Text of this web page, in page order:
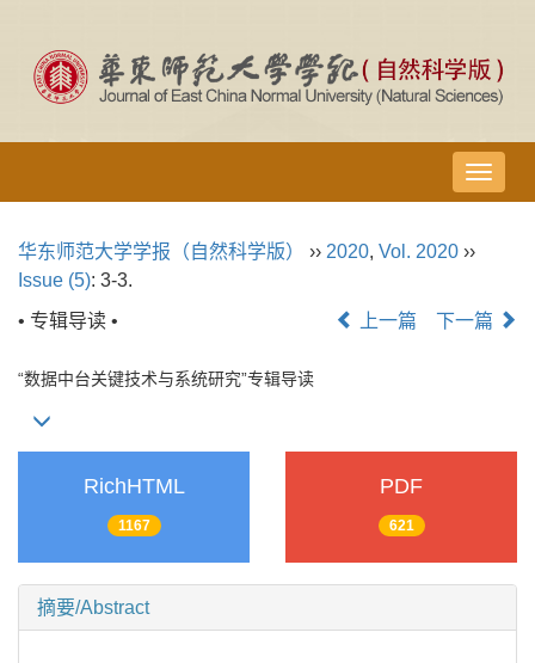
导
航
华东师范大学学报（自然科学版） ›› 2020, Vol. 2020 ››
Issue (5): 3-3.
• 专辑导读 •
上一篇 下一篇
“数据中台关键技术与系统研究”专辑导读
RichHTML
1167
PDF
621
摘要/Abstract